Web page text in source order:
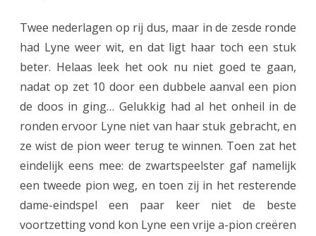
e
r
n
o
i
Twee nederlagen op rij dus, maar in de zesde ronde
had Lyne weer wit, en dat ligt haar toch een stuk
beter. Helaas leek het ook nu niet goed te gaan,
nadat op zet 10 door een dubbele aanval een pion
de doos in ging… Gelukkig had al het onheil in de
ronden ervoor Lyne niet van haar stuk gebracht, en
ze wist de pion weer terug te winnen. Toen zat het
eindelijk eens mee: de zwartspeelster gaf namelijk
een tweede pion weg, en toen zij in het resterende
dame-eindspel een paar keer niet de beste
voortzetting vond kon Lyne een vrije a-pion creëren